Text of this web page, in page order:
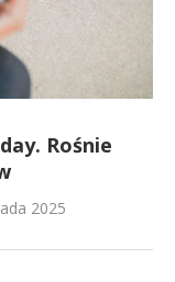
Rośnie
2025